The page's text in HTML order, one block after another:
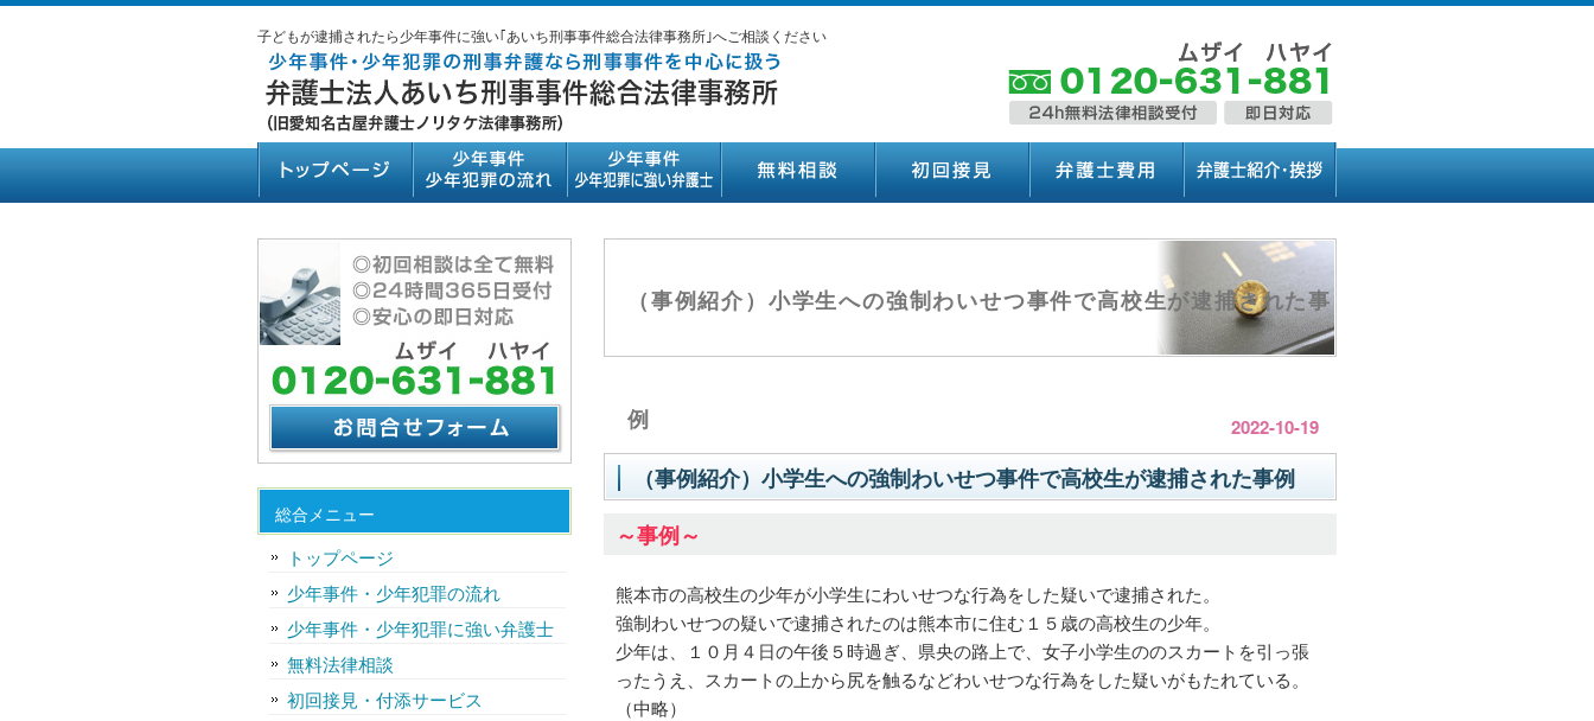
子どもが逮捕されたら少年事件に強い｢あいち刑事事件総合法律事務所｣へご相談ください
（事例紹介）小学生への強制わいせつ事件で高校生が逮捕された事
例 2022-10-19
（事例紹介）小学生への強制わいせつ事件で高校生が逮捕された事例
～事例～
熊本市の高校生の少年が小学生にわいせつな行為をした疑いで逮捕された。
強制わいせつの疑いで逮捕されたのは熊本市に住む１５歳の高校生の少年。
少年は、１０月４日の午後５時過ぎ、県央の路上で、女子小学生ののスカートを引っ張
ったうえ、スカートの上から尻を触るなどわいせつな行為をした疑いがもたれている。
（中略）
総合メニュー
トップページ
少年事件・少年犯罪の流れ
少年事件・少年犯罪に強い弁護士
無料法律相談
初回接見・付添サービス